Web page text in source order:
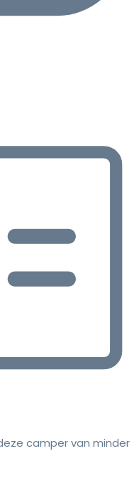
camper van minder